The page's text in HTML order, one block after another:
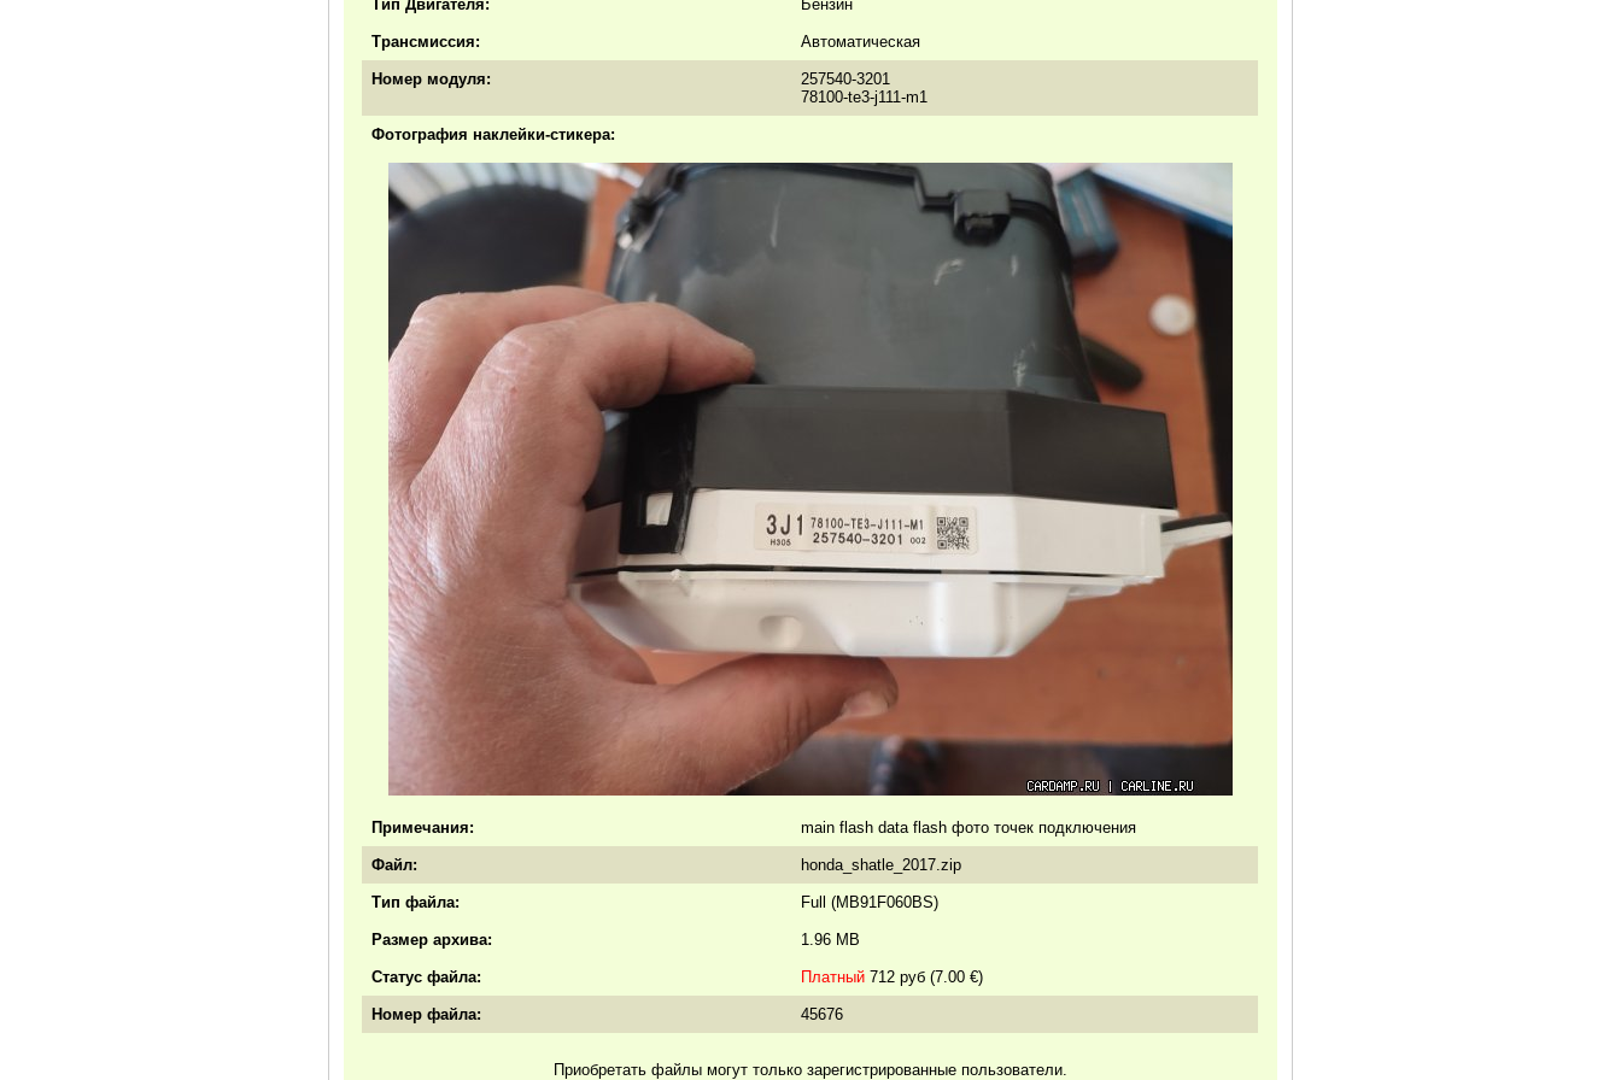
Тип Двигателя: Бензин
Трансмиссия: Автоматическая
Номер модуля:
257540-3201
78100-te3-j111-m1
Фотография наклейки-стикера:
Примечания: main flash data flash фото точек подключения
Файл: honda_shatle_2017.zip
Тип файла: Full (MB91F060BS)
Размер архива: 1.96 MB
Статус файла: Платный 712 руб (7.00 €)
Номер файла: 45676
Приобретать файлы могут только зарегистрированные пользователи.